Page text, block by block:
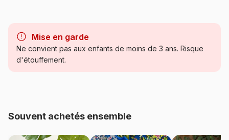
Catégorie Puzzles - Rétros et Nostalgie
Référence Grafika-F-30280
Mise en garde
Ne convient pas aux enfants de moins de 3 ans. Risque
d'étouffement.
Souvent achetés ensemble